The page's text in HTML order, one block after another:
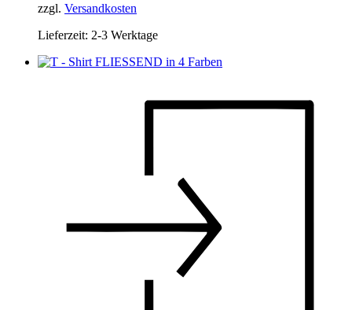
auf
der
Produktseite
gewählt
werden
zzgl. Versandkosten
Lieferzeit: 2-3 Werktage